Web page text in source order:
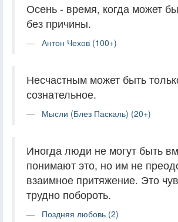
Осень - время, когда может
без причины.
Антон Чехов (100+)
Несчастным может быть
сознательное.
Мысли (Блез Паскаль) (20+)
Иногда люди не могут быть
понимают это, но им не
взаимное притяжение. Это
трудно побороть.
Поздняя любовь (2)